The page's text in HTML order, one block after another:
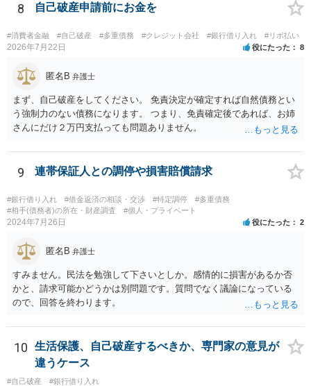
8 自己破産申請前にお金を
#消費者金融 #自己破産 #多重債務 #クレジット会社 #銀行借り入れ #リボ払い
2026年7月22日 役にたった 8
匿名B 弁護士
まず、自己破産をしてください。 免責決定が確定すれば自然債務とい
う強制力のない債務になります。 つまり、免責確定後であれば、お姉
さんにだけ２万円支払っても問題ありません。
9 連帯保証人との調停や損害賠償請求
#銀行借り入れ #借金返済の相談・交渉 #特定調停
#多重債務
#相手(債務者)の所在・財産調査
#個人・プライベート
2024年7月26日 役にたった 2
匿名B 弁護士
すみません。民法を勉強して下さいとしか。感情的に損害があるか否
かと、請求可能かどうかは別問題です。質問でなく議論になっている
ので、回答を終わります。
10
生活保護、自己破産するべきか、専門家の意見が
違うケース
#自己破産 #銀行借り入れ